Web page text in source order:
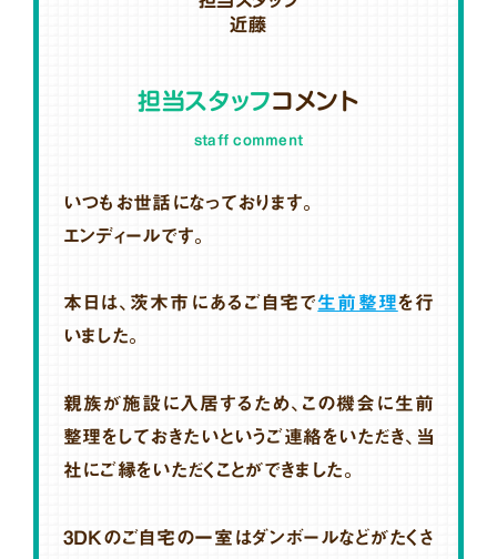
担当スタッフコメント
staff comment
いつもお世話になっております。
エンディールです。
本日は、茨木市にあるご自宅で生前整理を行
いました。
親族が施設に入居するため、この機会に生前
整理をしておきたいというご連絡をいただき、当
社にご縁をいただくことができました。
3DKのご自宅の一室はダンボールなどがたくさ
近藤